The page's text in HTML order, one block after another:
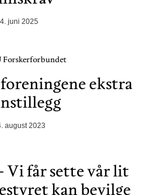
4. juni 2025
ekstra
august 2023
får sette vår lit
kan bevilge